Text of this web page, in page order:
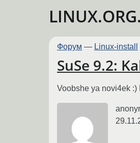
Форум — Linux-install
SuSe 9.2:
Voobshe ya novi4ek